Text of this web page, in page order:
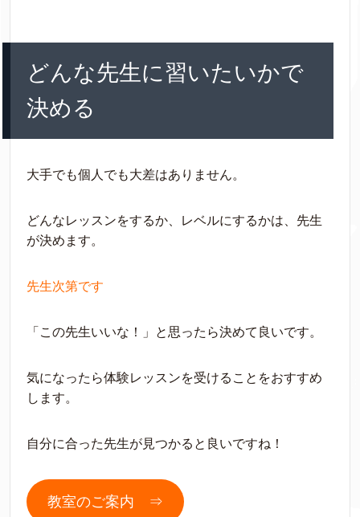
どんな先生に習いたいかで
決める
大手でも個人でも大差はありません。
どんなレッスンをするか、レベルにするかは、先生
が決めます。
先生次第です
「この先生いいな！」と思ったら決めて良いです。
気になったら体験レッスンを受けることをおすすめ
します。
自分に合った先生が見つかると良いですね！
教室のご案内 ⇒